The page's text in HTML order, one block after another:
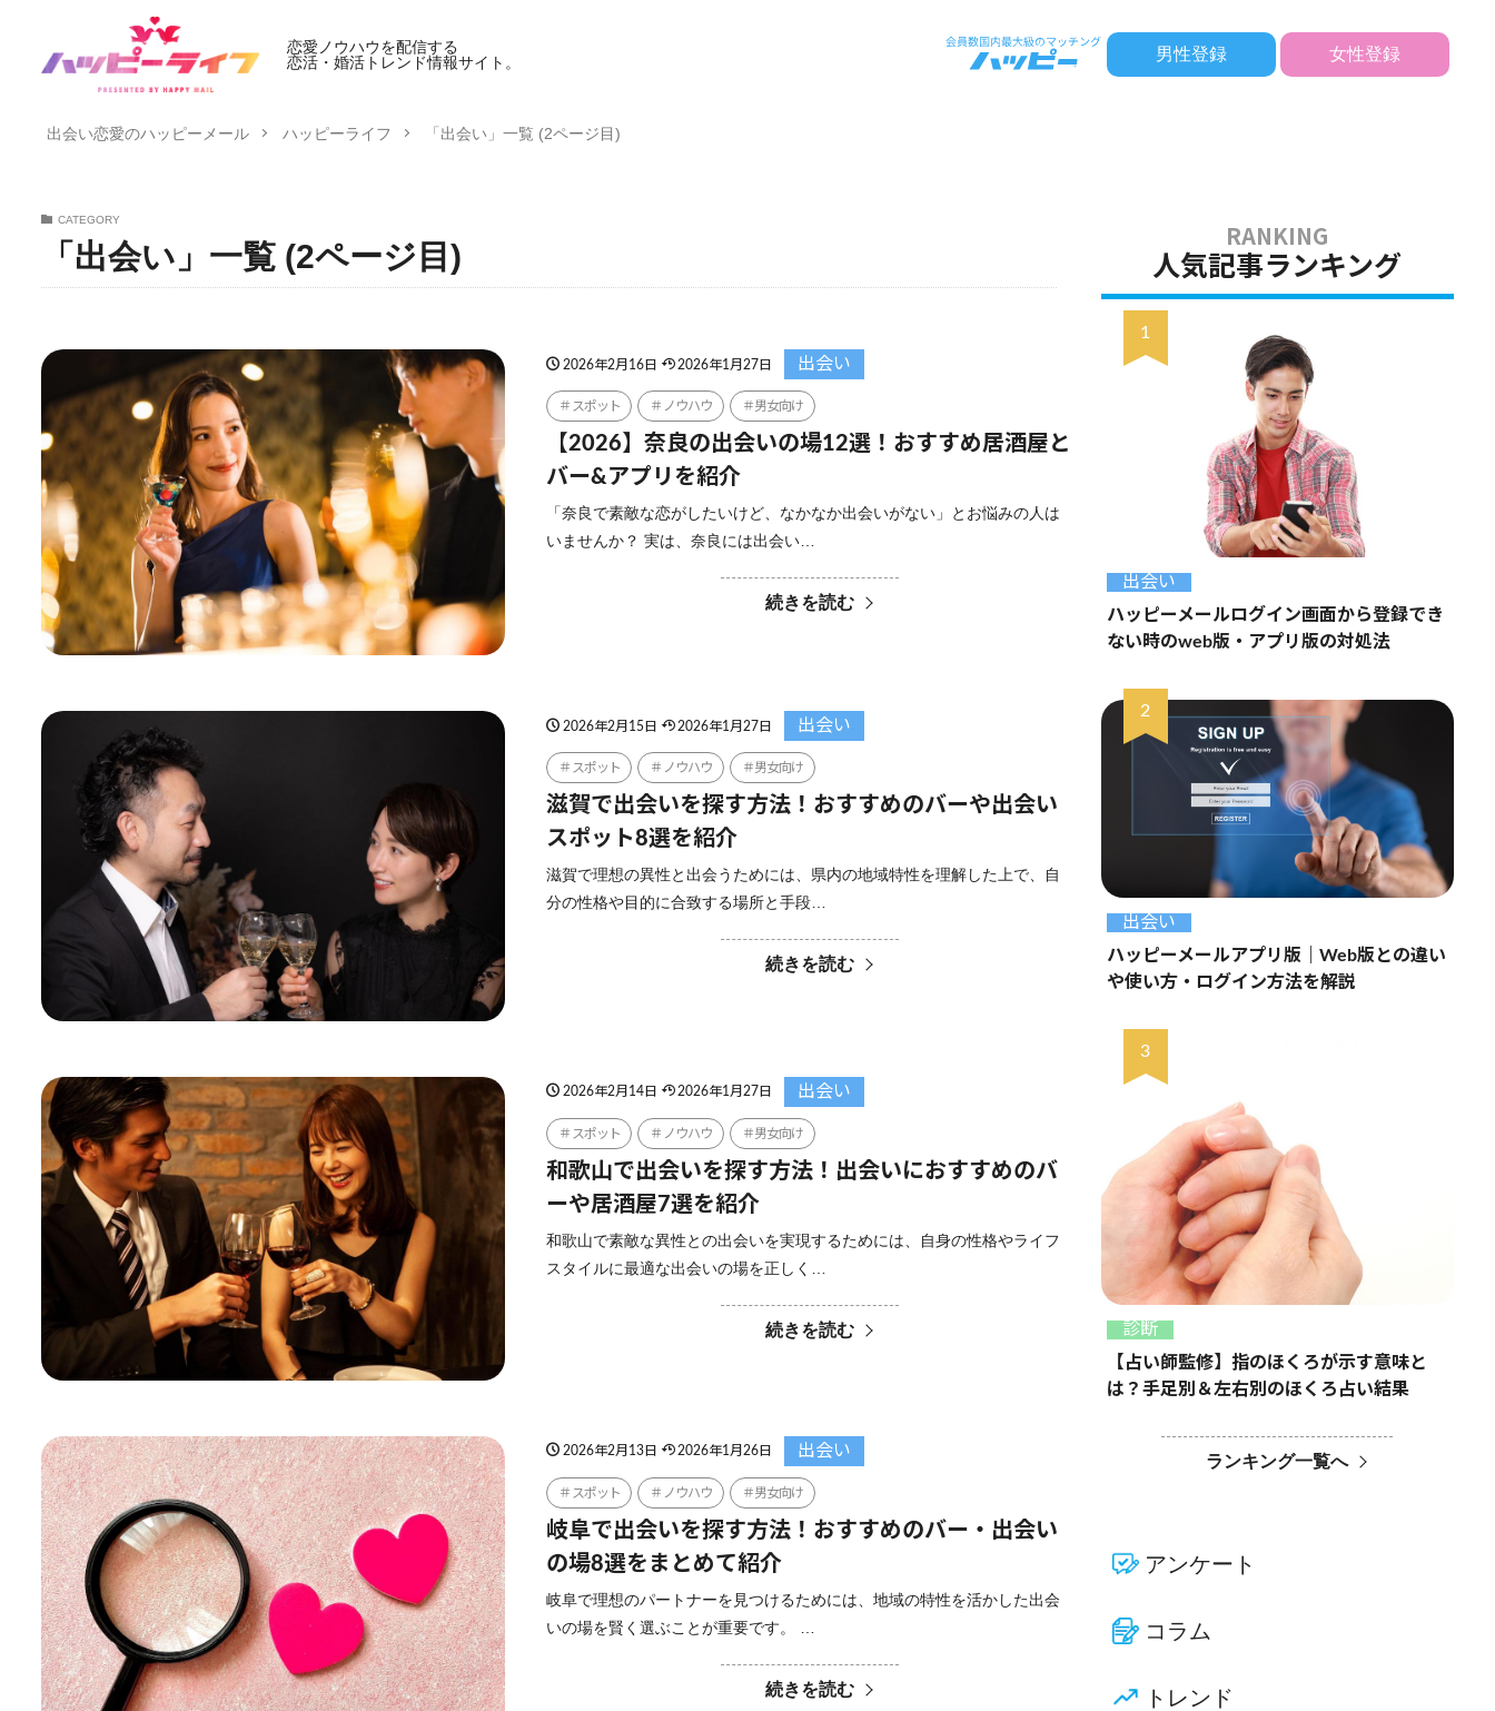
恋愛ノウハウを配信する
恋活・婚活トレンド情報サイト。
男性登録 女性登録
出会い恋愛のハッピーメール ハッピーライフ 「出会い」一覧 (2ページ目)
CATEGORY
「出会い」一覧 (2ページ目)
2026年2月16日 2026年1月27日 出会い
スポット ノウハウ 男女向け
【2026】奈良の出会いの場12選！おすすめ居酒屋と
バー&アプリを紹介
「奈良で素敵な恋がしたいけど、なかなか出会いがない」とお悩みの人は
いませんか？ 実は、奈良には出会い…
続きを読む
2026年2月15日 2026年1月27日 出会い
スポット ノウハウ 男女向け
滋賀で出会いを探す方法！おすすめのバーや出会い
スポット8選を紹介
滋賀で理想の異性と出会うためには、県内の地域特性を理解した上で、自
分の性格や目的に合致する場所と手段…
続きを読む
2026年2月14日 2026年1月27日 出会い
スポット ノウハウ 男女向け
和歌山で出会いを探す方法！出会いにおすすめのバ
ーや居酒屋7選を紹介
和歌山で素敵な異性との出会いを実現するためには、自身の性格やライフ
スタイルに最適な出会いの場を正しく…
続きを読む
2026年2月13日 2026年1月26日 出会い
スポット ノウハウ 男女向け
岐阜で出会いを探す方法！おすすめのバー・出会い
の場8選をまとめて紹介
岐阜で理想のパートナーを見つけるためには、地域の特性を活かした出会
いの場を賢く選ぶことが重要です。 …
続きを読む
人気記事ランキング
出会い
ハッピーメールログイン画面から登録でき
ない時のweb版・アプリ版の対処法
出会い
ハッピーメールアプリ版｜Web版との違い
や使い方・ログイン方法を解説
診断
【占い師監修】指のほくろが示す意味と
は？手足別＆左右別のほくろ占い結果
ランキング一覧へ
アンケート
コラム
トレンド